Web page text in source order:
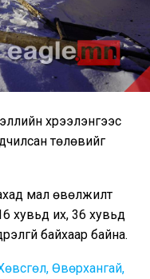
хүрээлэнгээс
төлөвийг
мал өвөлжилт
хувьд их, 36 хувьд
байхаар байна.
Өвөрхангай,